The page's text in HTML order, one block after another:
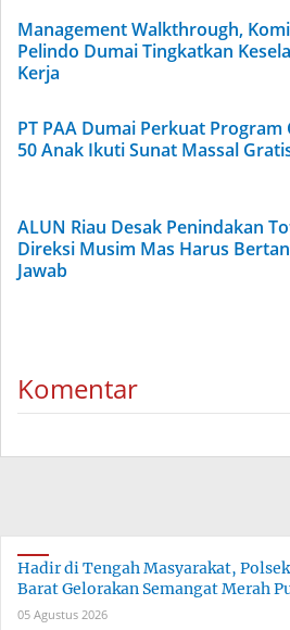
Management Walkthrough,
Pelindo Dumai Tingkatkan
Kerja
PT PAA Dumai Perkuat Program
50 Anak Ikuti Sunat Massal
ALUN Riau Desak Penindakan
Direksi Musim Mas Harus
Jawab
Komentar
Hadir di Tengah Masyarakat,
Barat Gelorakan Semangat Merah
05 Agustus 2026